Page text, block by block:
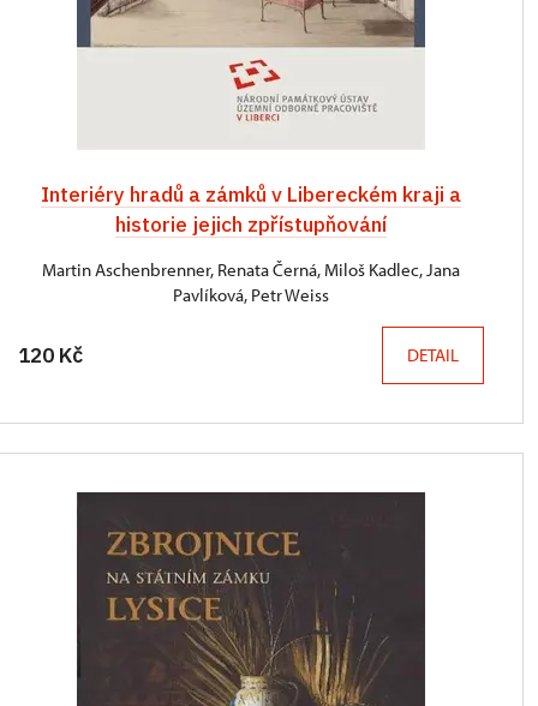
Interiéry hradů a zámků v Libereckém kraji a
historie jejich zpřístupňování
Martin Aschenbrenner, Renata Černá, Miloš Kadlec, Jana
Pavlíková, Petr Weiss
120 Kč DETAIL